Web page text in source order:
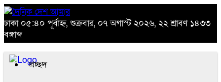
ঢাকা ০৫:৪০ পূর্বাহ্ন, শুক্রবার, ০৭ অগাস্ট ২০২৬, ২২ শ্রাবণ ১৪৩৩
বঙ্গাব্দ
প্রচ্ছদ